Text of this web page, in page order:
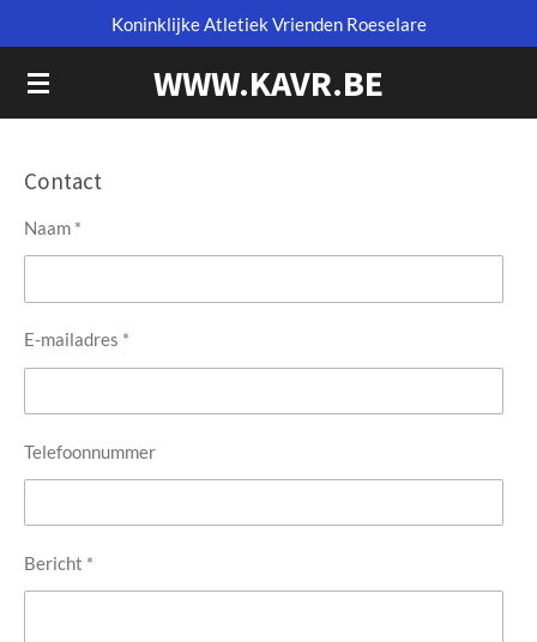
direct
naar
WWW.KAVR.BE
Koninklijke Atletiek Vrienden Roeselare
Contact
Naam *
E-mailadres *
Telefoonnummer
Bericht *